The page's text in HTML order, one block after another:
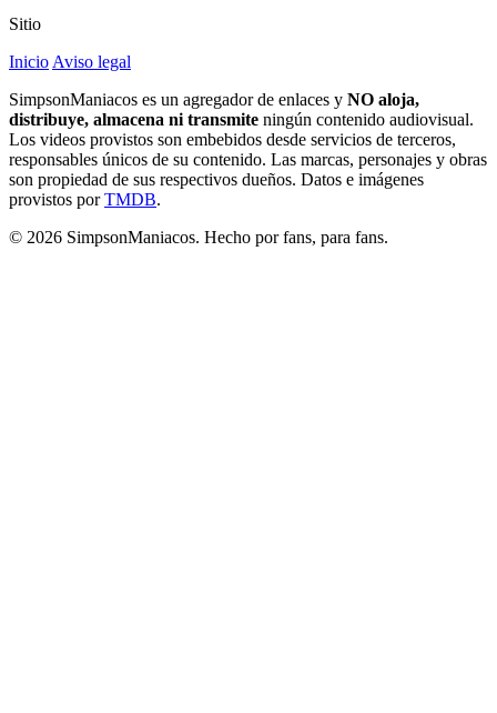
Sitio
Inicio Aviso legal
SimpsonManiacos es un agregador de enlaces y NO aloja,
distribuye, almacena ni transmite ningún contenido audiovisual.
Los videos provistos son embebidos desde servicios de terceros,
responsables únicos de su contenido. Las marcas, personajes y obras
son propiedad de sus respectivos dueños. Datos e imágenes
provistos porTMDB.
© 2026 SimpsonManiacos. Hecho por fans, para fans.